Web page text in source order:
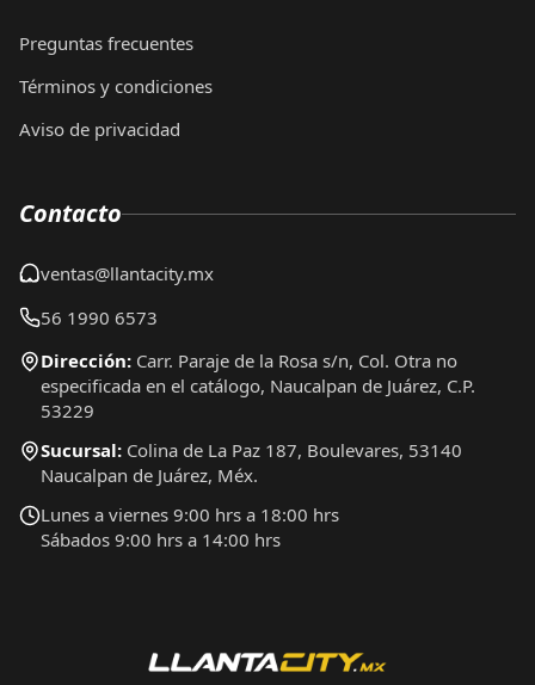
Preguntas frecuentes
Términos y condiciones
Aviso de privacidad
Contacto
ventas@llantacity.mx
56 1990 6573
Dirección: Carr. Paraje de la Rosa s/n, Col. Otra no
especificada en el catálogo, Naucalpan de Juárez, C.P.
53229
Sucursal: Colina de La Paz 187, Boulevares, 53140
Naucalpan de Juárez, Méx.
Lunes a viernes 9:00 hrs a 18:00 hrs
Sábados 9:00 hrs a 14:00 hrs